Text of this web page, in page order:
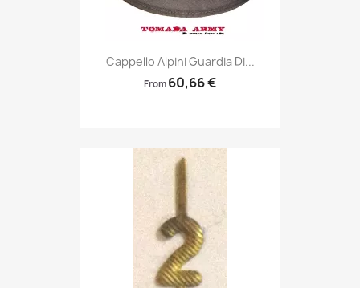
 Anteprima
Cappello Alpini Guardia Di...
From 60,66 €